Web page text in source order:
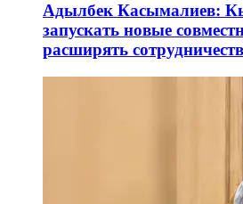
Адылбек Касымалиев:
запускать новые
расширять